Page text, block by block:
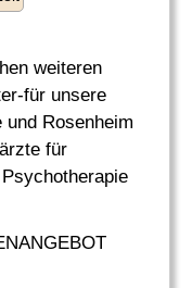
weiteren
für unsere
Rosenheim
für